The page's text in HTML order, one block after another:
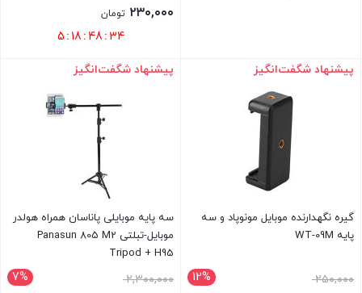
بستن
اصلی
۲۵۰,۰۰۰ تومان
۲۳۰,۰۰۰ تومان
5 : 18 : 48 : 34
بستن پیشنهاد شگفت‌انگیز
گیره نگهدارنده موبایل مونوپاد و سه
پایه WT-09M
12% ۲۵۰,۰۰۰قیمت
پیشنهاد شگفت‌انگیز
سه پایه موبایلی پاناسان همراه هولدر
موبایل-تبلتی Panasun 805 M2
Tripod + H95
7% ۲,۳۰۰,۰۰۰قیمت